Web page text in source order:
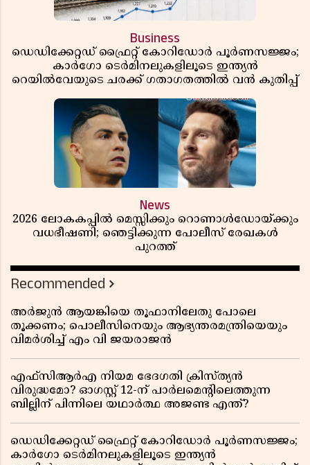
Business
ഡെഡിക്കേറ്റഡ് ഫ്രൈറ്റ് കോറിഡോർ പൂർണസജ്ജം;
കാർഗോ ടെർമിനലുകളിലൂടെ ഇന്ത്യൻ
റെയിൽവേയുടെ ചരക്ക് ഗതാഗതത്തിൽ വൻ കുതിപ്പ്
News
2026 ലോകകപ്പിൽ മെസ്സിക്കും റൊണാൾഡോയ്ക്കും
വധഭീഷണി; ഞെട്ടിക്കുന്ന പോലീസ് രേഖകൾ
പുറത്ത്
Recommended
അർജുൻ ആയങ്കിയെ തൂഫാനിലേതു പോലെ
തൂക്കണം; പൊലീസിനെയും ആഭ്യന്തരമന്ത്രിയെയും
വിമർശിച്ച് എം വി ജയരാജൻ
എഫ്സിആർഎ നിയമ ഭേദഗതി ക്രിസ്ത്യൻ
വിരുദ്ധമോ? ഓഗസ്റ്റ് 12-ന് പാർലമെന്റിലെത്തുന്ന
ബില്ലിന് പിന്നിലെ യഥാർത്ഥ അജണ്ട എന്ത്?
ഡെഡിക്കേറ്റഡ് ഫ്രൈറ്റ് കോറിഡോർ പൂർണസജ്ജം;
കാർഗോ ടെർമിനലുകളിലൂടെ ഇന്ത്യൻ